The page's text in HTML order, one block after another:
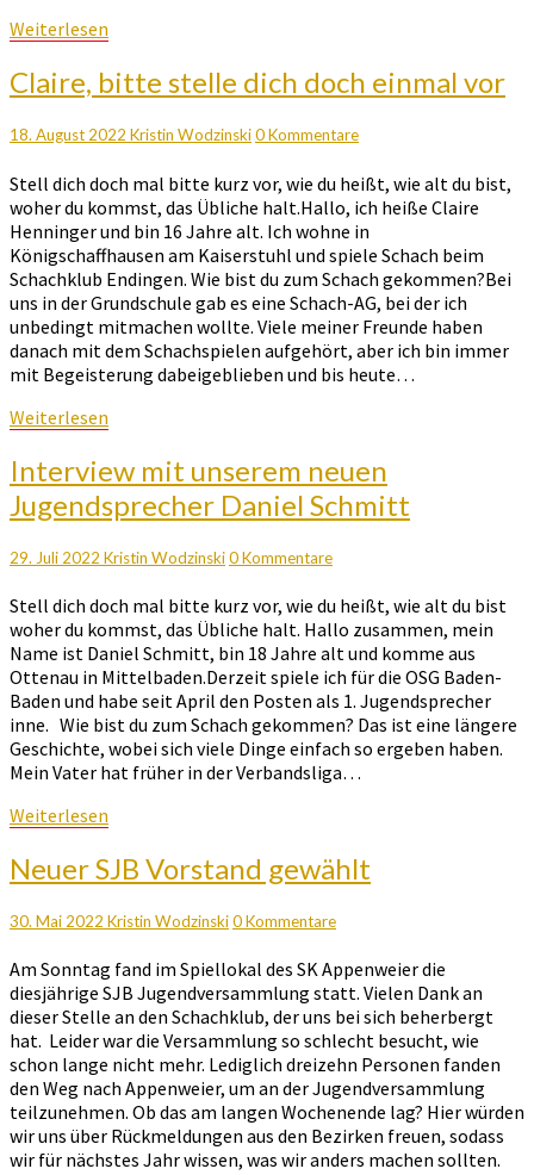
Weiterlesen
Claire,
bitte
stelle
dich
einmal
vor
Claire, bitte stelle dich doch einmal vor
18. August 2022 Kristin WodzinskiKommentare
0 Kommentare
Stell dich doch mal bitte kurz vor, wie du heißt, wie alt du bist,
woher du kommst, das Übliche halt.Hallo, ich heiße Claire
Henninger und bin 16 Jahre alt. Ich wohne in
Königschaffhausen am Kaiserstuhl und spiele Schach beim
Schachklub Endingen. Wie bist du zum Schach gekommen?Bei
uns in der Grundschule gab es eine Schach-AG, bei der ich
unbedingt mitmachen wollte. Viele meiner Freunde haben
danach mit dem Schachspielen aufgehört, aber ich bin immer
mit Begeisterung dabeigeblieben und bis heute…
Weiterlesen
Interview
mit
unserem
Jugendsprecher
Schmitt
Interview mit unserem neuen
Jugendsprecher Daniel Schmitt
29. Juli 2022 Kristin WodzinskiKommentare
0 Kommentare
Stell dich doch mal bitte kurz vor, wie du heißt, wie alt du bist
woher du kommst, das Übliche halt. Hallo zusammen, mein
Name ist Daniel Schmitt, bin 18 Jahre alt und komme aus
Ottenau in Mittelbaden.Derzeit spiele ich für die OSG Baden-
Baden und habe seit April den Posten als 1. Jugendsprecher
inne. Wie bist du zum Schach gekommen? Das ist eine längere
Geschichte, wobei sich viele Dinge einfach so ergeben haben.
Mein Vater hat früher in der Verbandsliga…
Weiterlesen
Neuer
SJB
gewählt
Neuer SJB Vorstand gewählt
30. Mai 2022 Kristin WodzinskiKommentare
0 Kommentare
Am Sonntag fand im Spiellokal des SK Appenweier die
diesjährige SJB Jugendversammlung statt. Vielen Dank an
dieser Stelle an den Schachklub, der uns bei sich beherbergt
hat. Leider war die Versammlung so schlecht besucht, wie
schon lange nicht mehr. Lediglich dreizehn Personen fanden
den Weg nach Appenweier, um an der Jugendversammlung
teilzunehmen. Ob das am langen Wochenende lag? Hier würden
wir uns über Rückmeldungen aus den Bezirken freuen, sodass
wir für nächstes Jahr wissen, was wir anders machen sollten.